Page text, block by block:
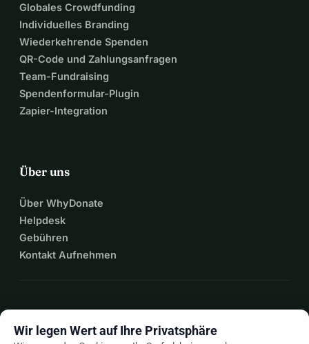
Globales Crowdfunding
Individuelles Branding
Wiederkehrende Spenden
QR-Code und Zahlungsanfragen
Team-Fundraising
Spendenformular-Plugin
Zapier-Integration
Über uns
Über WhyDonate
Helpdesk
Gebühren
Kontakt Aufnehmen
Wir legen Wert auf Ihre Privatsphäre